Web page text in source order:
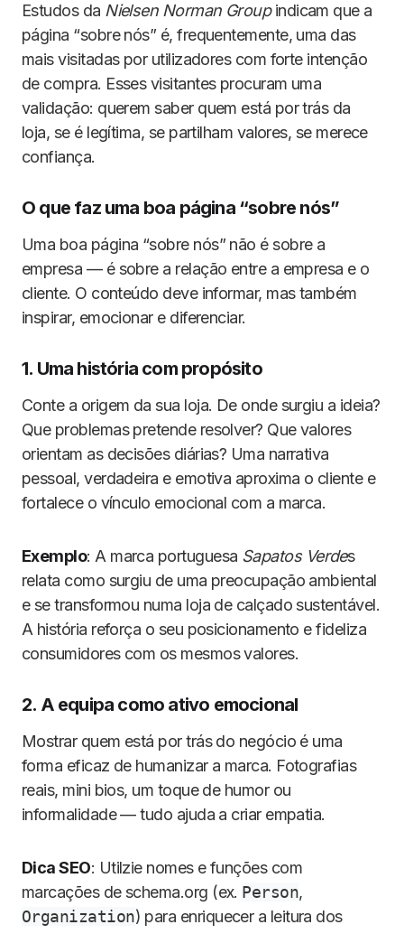
Estudos da Nielsen Norman Groupindicam que a
página “sobre nós” é, frequentemente, uma das
mais visitadas por utilizadores com forte intenção
de compra. Esses visitantes procuram uma
validação: querem saber quem está por trás da
loja, se é legítima, se partilham valores, se merece
confiança.
O que faz uma boa página “sobre nós”
Uma boa página “sobre nós” não é sobre a
empresa — é sobre a relação entre a empresa e o
cliente. O conteúdo deve informar, mas também
inspirar, emocionar e diferenciar.
1. Uma história com propósito
Conte a origem da sua loja. De onde surgiu a ideia?
Que problemas pretende resolver? Que valores
orientam as decisões diárias? Uma narrativa
pessoal, verdadeira e emotiva aproxima o cliente e
fortalece o vínculo emocional com a marca.
Exemplo: A marca portuguesa Sapatos Verdes
relata como surgiu de uma preocupação ambiental
e se transformou numa loja de calçado sustentável.
A história reforça o seu posicionamento e fideliza
consumidores com os mesmos valores.
2. A equipa como ativo emocional
Mostrar quem está por trás do negócio é uma
forma eficaz de humanizar a marca. Fotografias
reais, mini bios, um toque de humor ou
informalidade — tudo ajuda a criar empatia.
Dica SEO: Utilzie nomes e funções com
marcações de schema.org (ex. Person,
Organization) para enriquecer a leitura dos